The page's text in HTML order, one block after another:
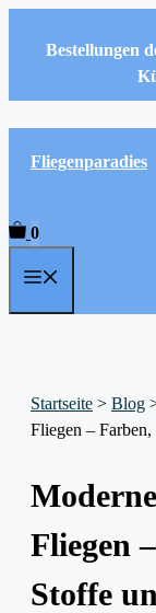
InhaltBestellungen
Fliegenparadies
0
Startseite > Blog
Fliegen –
Fliegen
Stoffe